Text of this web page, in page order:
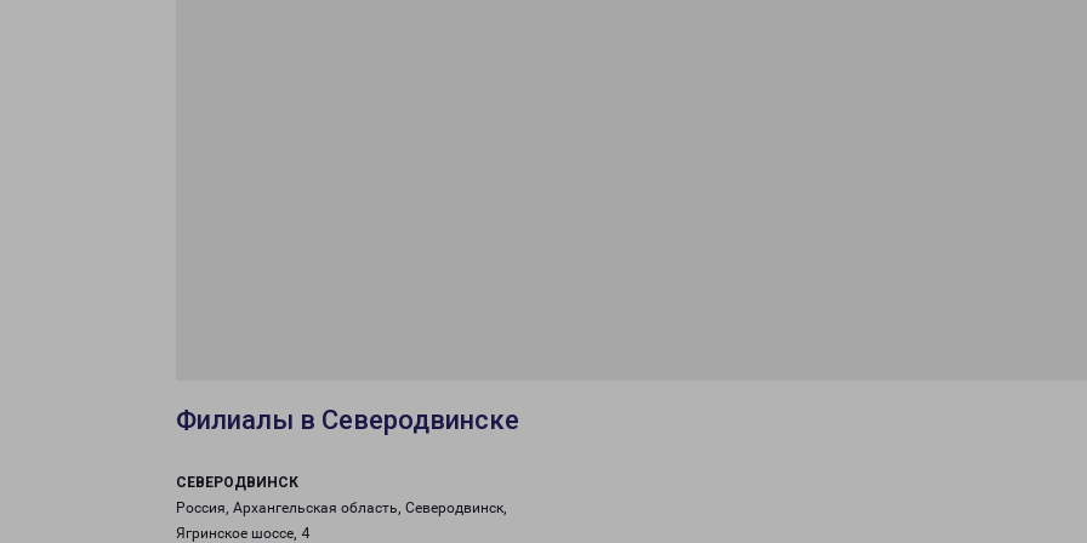
Филиалы в Северодвинске
СЕВЕРОДВИНСК
Россия, Архангельская область, Северодвинск,
Ягринское шоссе, 4